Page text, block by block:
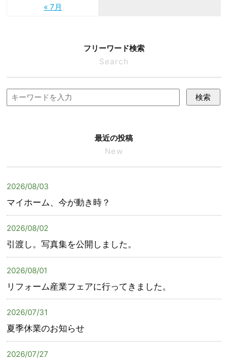
« 7月
フリーワード検索
Search
検索
最近の投稿
New
2026/08/03
マイホーム、今が動き時？
2026/08/02
引渡し。写真集を公開しました。
2026/08/01
リフォーム産業フェアに行ってきました。
2026/07/31
夏季休業のお知らせ
2026/07/27